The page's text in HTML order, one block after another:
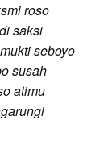
roso
saksi
seboyo
susah
atimu